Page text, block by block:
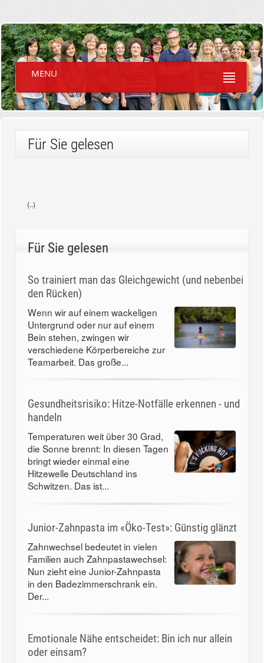
MENU
Für Sie gelesen
(..)
Für Sie gelesen
So trainiert man das Gleichgewicht (und nebenbei
den Rücken)
Wenn wir auf einem wackeligen
Untergrund oder nur auf einem
Bein stehen, zwingen wir
verschiedene Körperbereiche zur
Teamarbeit. Das große...
Gesundheitsrisiko: Hitze-Notfälle erkennen - und
handeln
Temperaturen weit über 30 Grad,
die Sonne brennt: In diesen Tagen
bringt wieder einmal eine
Hitzewelle Deutschland ins
Schwitzen. Das ist...
Junior-Zahnpasta im «Öko-Test»: Günstig glänzt
Zahnwechsel bedeutet in vielen
Familien auch Zahnpastawechsel:
Nun zieht eine Junior-Zahnpasta
in den Badezimmerschrank ein.
Der...
Emotionale Nähe entscheidet: Bin ich nur allein
oder einsam?